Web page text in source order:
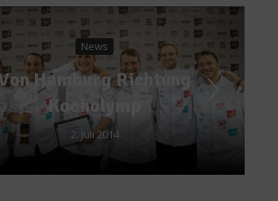
Spitzenköche
Mike Wehrle –
Kitchens
8. Mai 2023